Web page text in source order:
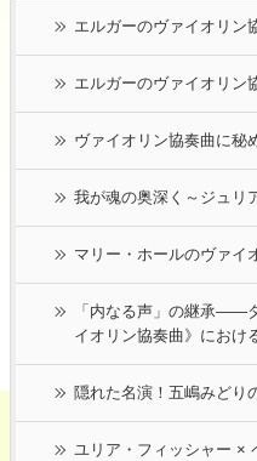
エルガーのヴァイオリン
エルガーのヴァイオリン
ヴァイオリン協奏曲に秘
我が魂の奥深く～ジュリ
マリー・ホールのヴァイ
「内なる声」の継承——
イオリン協奏曲》におけ
隠れた名演！五嶋みどり
ユリア・フィッシャー ×